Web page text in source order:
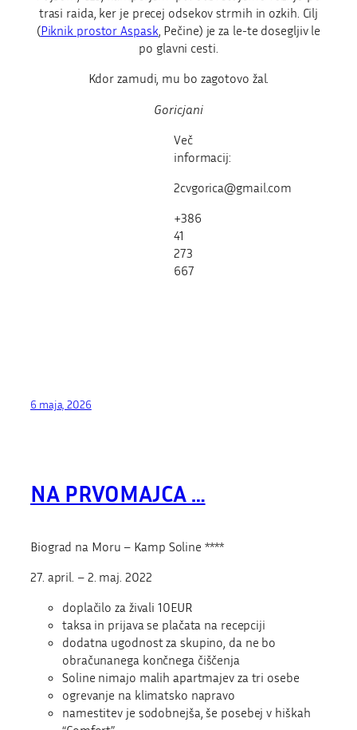
trasi raida, ker je precej odsekov strmih in ozkih. Cilj
(Piknik prostor Aspask, Pečine) je za le-te dosegljiv le
po glavni cesti.
Kdor zamudi, mu bo zagotovo žal.
Goricjani
Več
informacij:
2cvgorica@gmail.com
+386
41
273
667
6 maja, 2026
NA PRVOMAJCA …
Biograd na Moru – Kamp Soline ****
27. april. – 2. maj. 2022
doplačilo za živali 10EUR
taksa in prijava se plačata na recepciji
dodatna ugodnost za skupino, da ne bo
obračunanega končnega čiščenja
Soline nimajo malih apartmajev za tri osebe
ogrevanje na klimatsko napravo
namestitev je sodobnejša, še posebej v hiškah